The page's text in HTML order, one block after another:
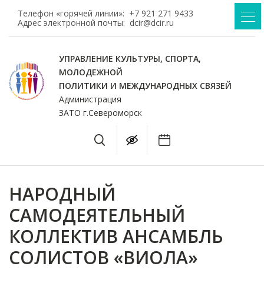
Телефон «горячей линии»: +7 921 271 9433
Адрес электронной почты: dcir@dcir.ru
УПРАВЛЕНИЕ КУЛЬТУРЫ, СПОРТА,
МОЛОДЕЖНОЙ
ПОЛИТИКИ И МЕЖДУНАРОДНЫХ СВЯЗЕЙ
Администрация
ЗАТО г.Североморск
НАРОДНЫЙ
САМОДЕЯТЕЛЬНЫЙ
КОЛЛЕКТИВ АНСАМБЛЬ
СОЛИСТОВ «ВИОЛА»